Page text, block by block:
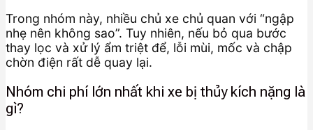
Trong nhóm này, nhiều chủ xe chủ quan với “ngập
nhẹ nên không sao”. Tuy nhiên, nếu bỏ qua bước
thay lọc và xử lý ẩm triệt để, lỗi mùi, mốc và chập
chờn điện rất dễ quay lại.
Nhóm chi phí lớn nhất khi xe bị thủy kích nặng là
gì?